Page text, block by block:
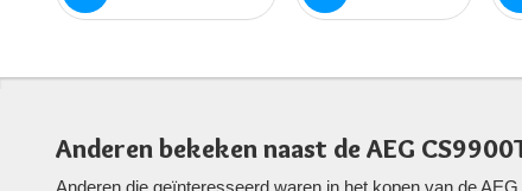
Anderen bekeken naast de AEG
Anderen die geïnteresseerd waren in het kopen van de